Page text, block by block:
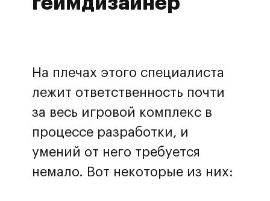
На плечах этого специалиста
лежит ответственность почти
за весь игровой комплекс в
процессе разработки, и
умений от него требуется
немало. Вот некоторые из них: